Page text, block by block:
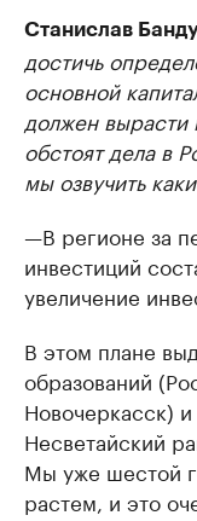
Станислав
достичь
основной
должен
обстоят дела в
мы озвучить
—В регионе за
инвестиций
увеличение
В этом плане
образований
Новочеркасск)
Несветайский
Мы уже шестой
растем, и это